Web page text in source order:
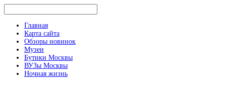
Главная
Карта сайта
Обзоры новинок
Музеи
Бутики Москвы
ВУЗы Москвы
Ночная жизнь